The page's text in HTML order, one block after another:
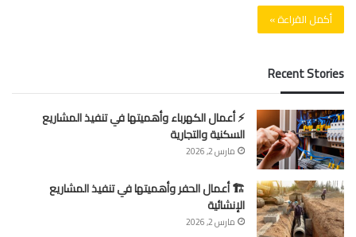
أكمل القراءة »
Recent Stories
⚡ أعمال الكهرباء وأهميتها في تنفيذ المشاريع
السكنية والتجارية
مارس 2, 2026
🏗 أعمال الحفر وأهميتها في تنفيذ المشاريع
الإنشائية
مارس 2, 2026